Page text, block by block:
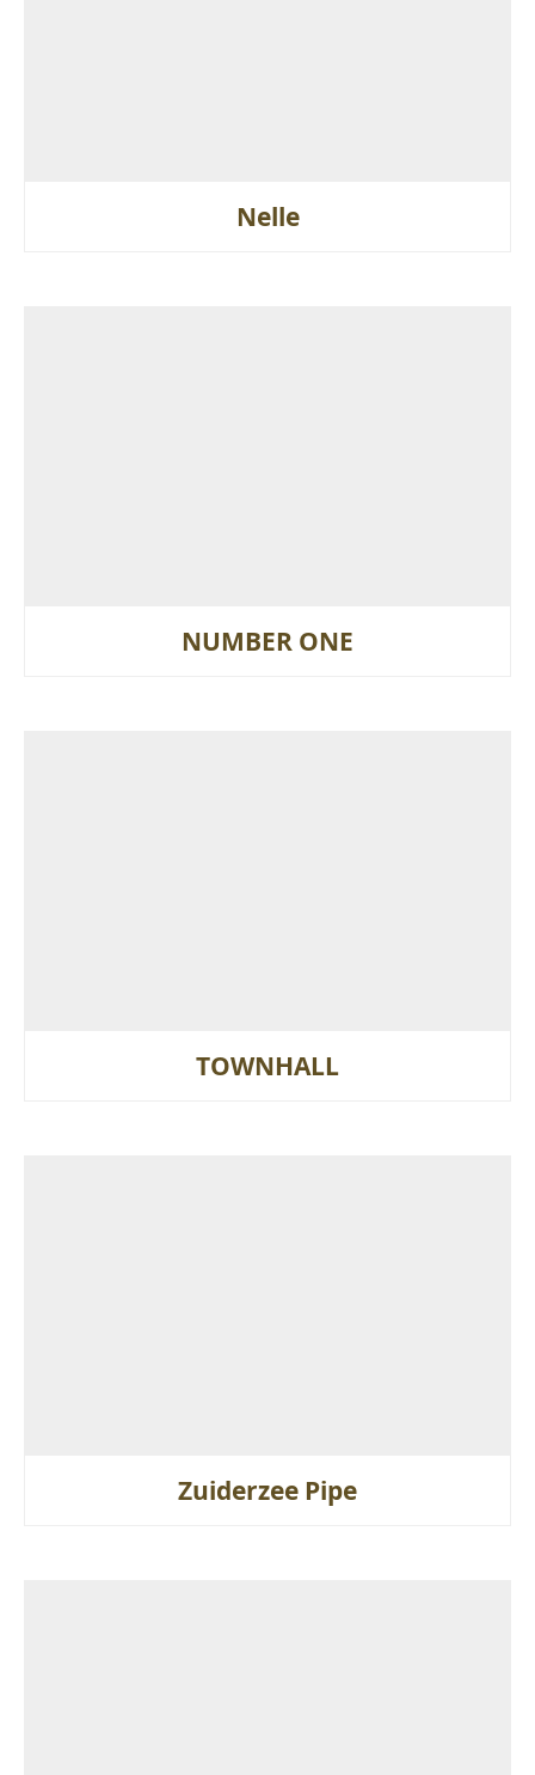
Nelle
NUMBER ONE
TOWNHALL
Zuiderzee Pipe